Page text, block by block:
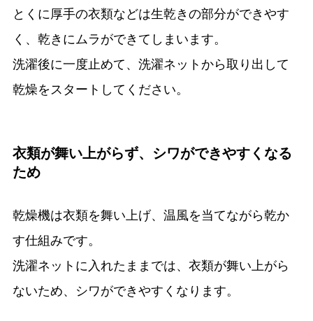
とくに厚手の衣類などは生乾きの部分ができやす
く、乾きにムラができてしまいます。
洗濯後に一度止めて、洗濯ネットから取り出して
乾燥をスタートしてください。
衣類が舞い上がらず、シワができやすくなる
ため
乾燥機は衣類を舞い上げ、温風を当てながら乾か
す仕組みです。
洗濯ネットに入れたままでは、衣類が舞い上がら
ないため、シワができやすくなります。